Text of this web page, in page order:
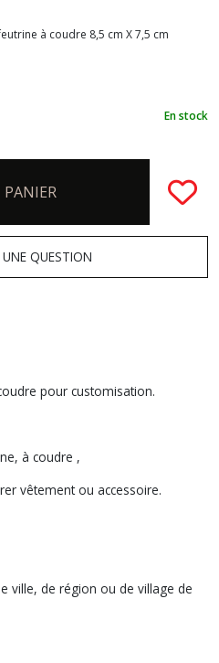
à coudre 8,5 cm X 7,5 cm
En stock
PANIER
QUESTION
pour customisation.
à coudre ,
vêtement ou accessoire.
ville, de région ou de village de